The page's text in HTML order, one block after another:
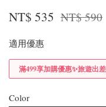
NT$ 535 NT$ 590
適用優惠
滿499享加購優惠✨旅遊出
Color